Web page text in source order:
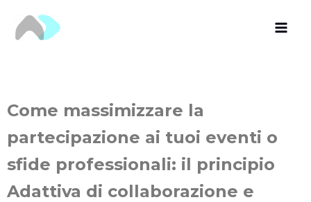
Come massimizzare la
partecipazione ai tuoi eventi o
sfide professionali: il principio
Adattiva di collaborazione e